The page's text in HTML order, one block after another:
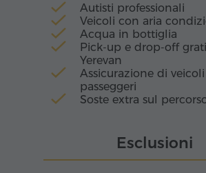
Autisti professionali
Veicoli con aria
Acqua in bottiglia
Pick-up e drop-off
Yerevan
Assicurazione di
passeggeri
Soste extra sul
Esclusioni